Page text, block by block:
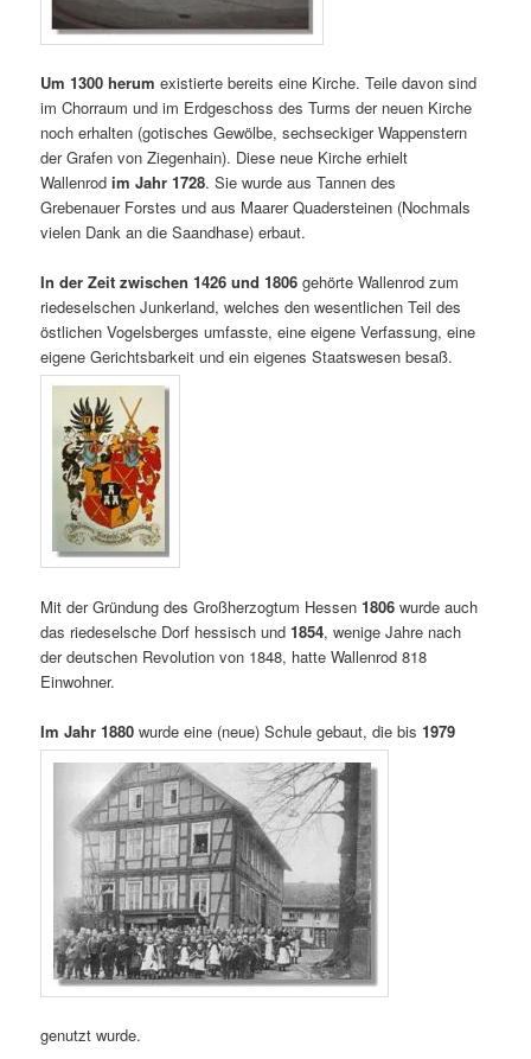
Um 1300 herum existierte bereits eine Kirche. Teile davon sind
im Chorraum und im Erdgeschoss des Turms der neuen Kirche
noch erhalten (gotisches Gewölbe, sechseckiger Wappenstern
der Grafen von Ziegenhain). Diese neue Kirche erhielt
Wallenrodim Jahr 1728. Sie wurde aus Tannen des
Grebenauer Forstes und aus Maarer Quadersteinen (Nochmals
vielen Dank an die Saandhase) erbaut.
In der Zeit zwischen 1426 und 1806 gehörte Wallenrod zum
riedeselschen Junkerland, welches den wesentlichen Teil des
östlichen Vogelsberges umfasste, eine eigene Verfassung, eine
eigene Gerichtsbarkeit und ein eigenes Staatswesen besaß.
Mit der Gründung des Großherzogtum Hessen1806 wurde auch
das riedeselsche Dorf hessisch und1854, wenige Jahre nach
der deutschen Revolution von 1848, hatte Wallenrod 818
Einwohner.
Im Jahr 1880 wurde eine (neue) Schule gebaut, die bis1979
genutzt wurde.